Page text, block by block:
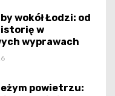
wokół Łodzi: od
w
wyprawach
powietrzu: